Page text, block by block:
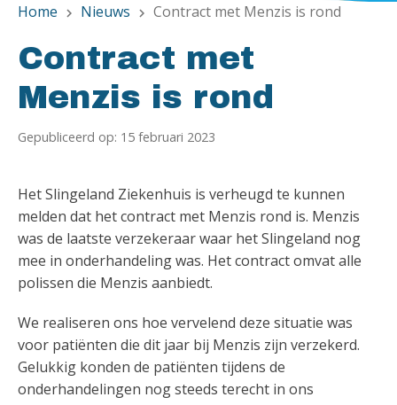
Home chevron_right Nieuws chevron_right Contract met Menzis is rond
Contract met
Menzis is rond
Gepubliceerd op: 15 februari 2023
Het Slingeland Ziekenhuis is verheugd te kunnen
melden dat het contract met Menzis rond is. Menzis
was de laatste verzekeraar waar het Slingeland nog
mee in onderhandeling was. Het contract omvat alle
polissen die Menzis aanbiedt.
We realiseren ons hoe vervelend deze situatie was
voor patiënten die dit jaar bij Menzis zijn verzekerd.
Gelukkig konden de patiënten tijdens de
onderhandelingen nog steeds terecht in ons